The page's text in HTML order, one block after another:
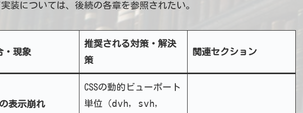
装については、後続の各章を参照されたい。
・現象
推奨される対策・解決
策
関連セクション
表示崩れ
CSSの動的ビューポート
単位（dvh, svh,